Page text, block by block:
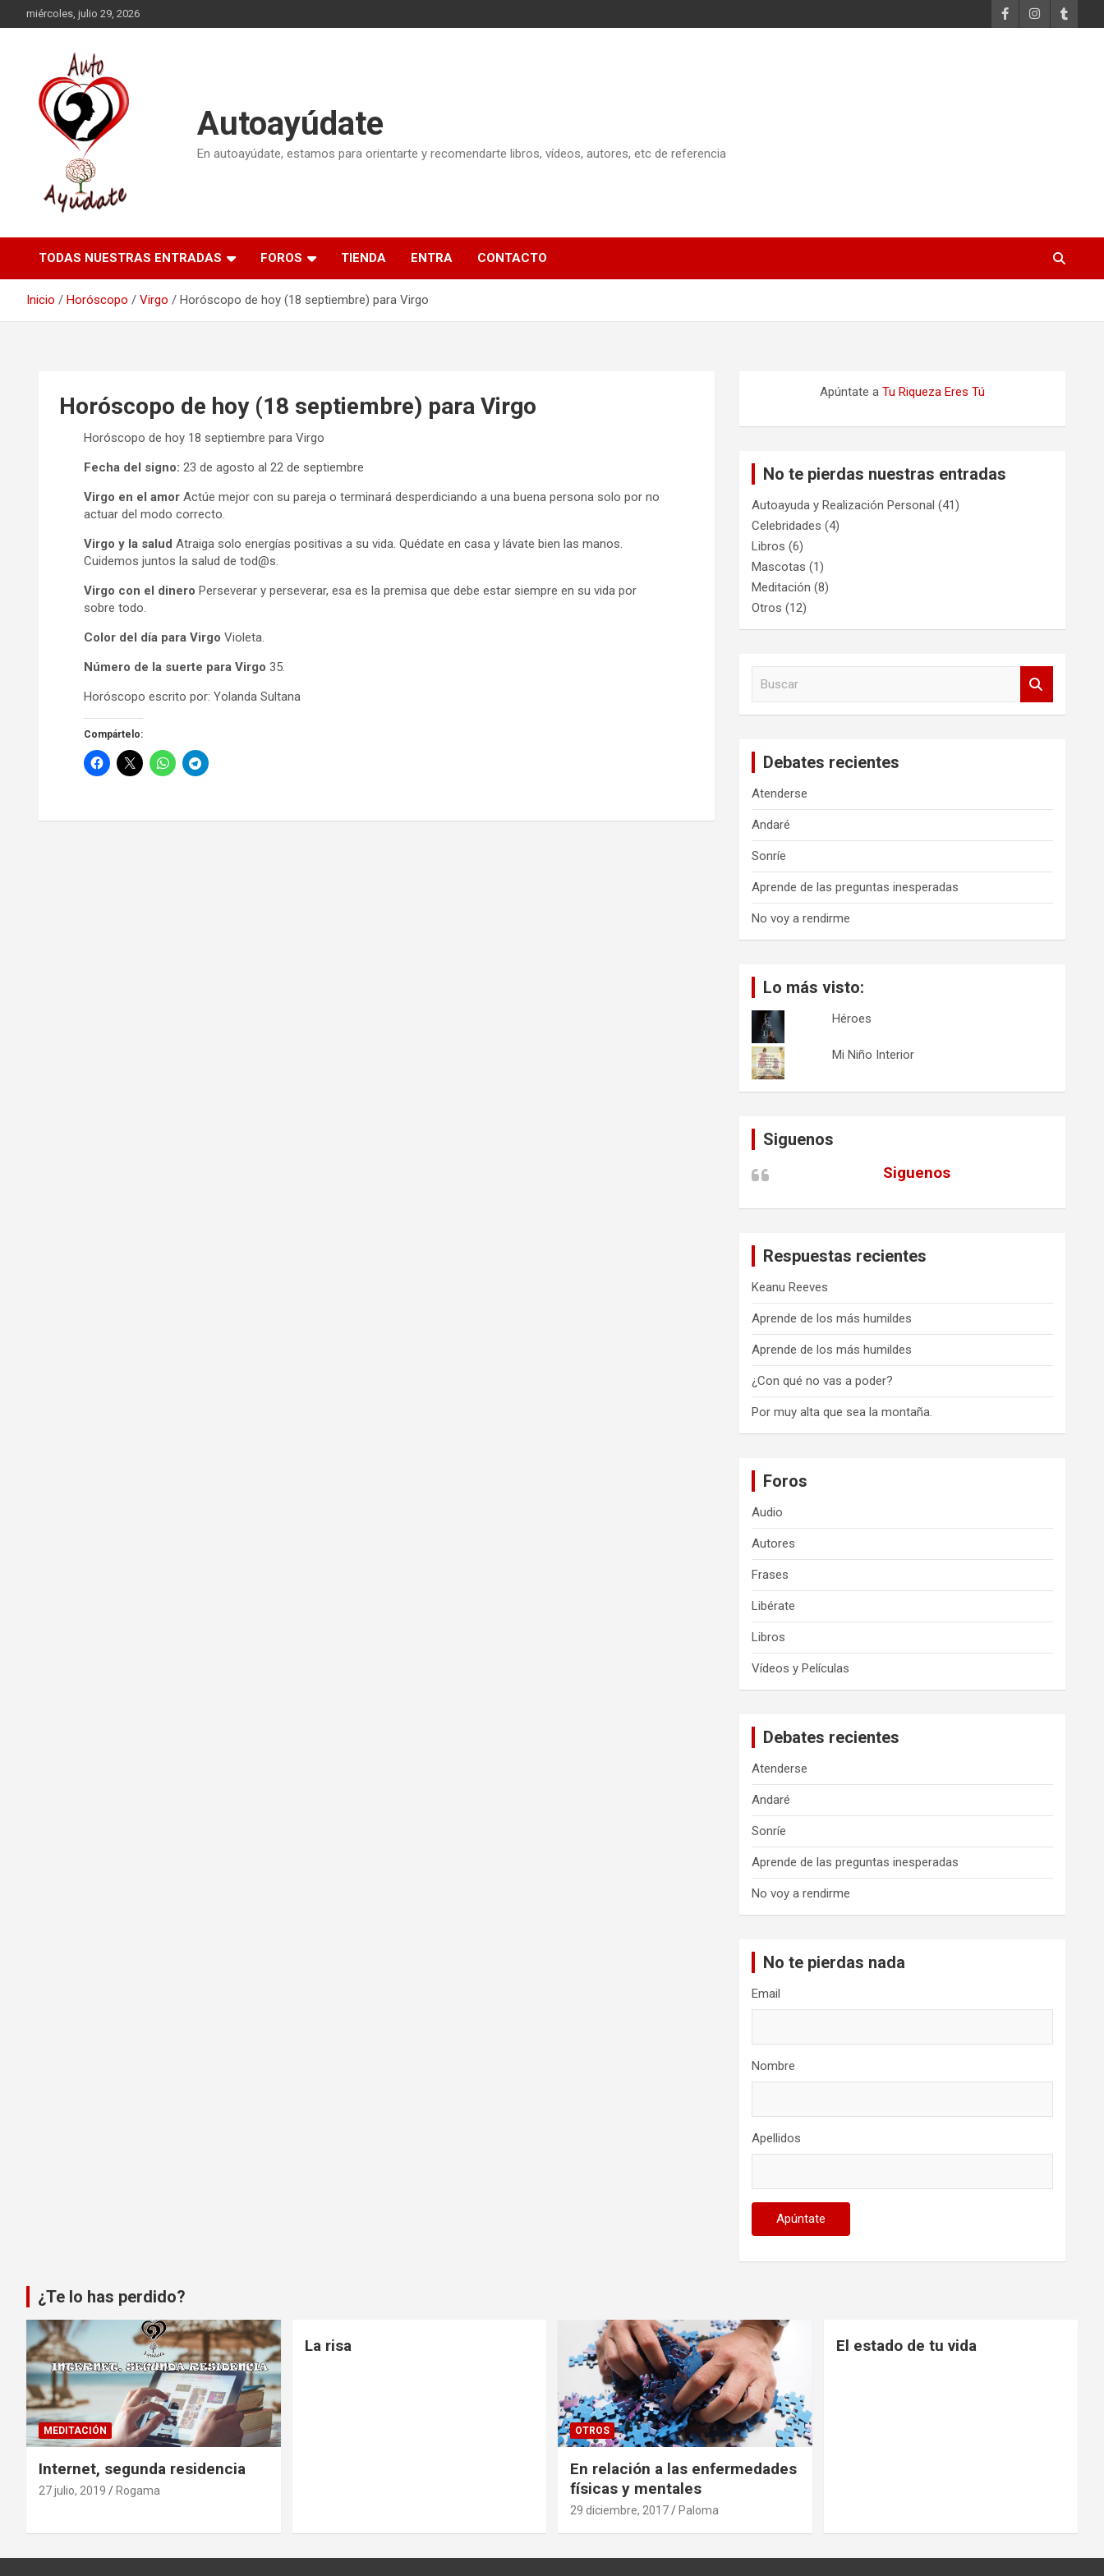
al
miércoles, julio 29, 2026
Autoayúdate
En autoayúdate, estamos para orientarte y recomendarte libros, vídeos, autores, etc de referencia
TODAS NUESTRAS ENTRADAS FOROS TIENDA ENTRA CONTACTO
Inicio Horóscopo Virgo Horóscopo de hoy (18 septiembre) para Virgo
Horóscopo de hoy (18 septiembre) para Virgo
Horóscopo de hoy 18 septiembre para Virgo
Fecha del signo: 23 de agosto al 22 de septiembre
Virgo en el amor Actúe mejor con su pareja o terminará desperdiciando a una buena persona solo por no
actuar del modo correcto.
Virgo y la salud Atraiga solo energías positivas a su vida. Quédate en casa y lávate bien las manos.
Cuidemos juntos la salud de tod@s.
Virgo con el dinero Perseverar y perseverar, esa es la premisa que debe estar siempre en su vida por
sobre todo.
Color del día para Virgo Violeta.
Número de la suerte para Virgo 35.
Horóscopo escrito por: Yolanda Sultana
Compártelo:
Apúntate aTu Riqueza Eres Tú
No te pierdas nuestras entradas
Autoayuda y Realización Personal (41)
Celebridades (4)
Libros (6)
Mascotas (1)
Meditación (8)
Otros (12)
Debates recientes
Atenderse
Andaré
Sonríe
Aprende de las preguntas inesperadas
No voy a rendirme
Lo más visto:
Héroes
Mi Niño Interior
Siguenos
Siguenos
Respuestas recientes
Keanu Reeves
Aprende de los más humildes
Aprende de los más humildes
¿Con qué no vas a poder?
Por muy alta que sea la montaña.
Foros
Audio
Autores
Frases
Libérate
Libros
Vídeos y Películas
Debates recientes
Atenderse
Andaré
Sonríe
Aprende de las preguntas inesperadas
No voy a rendirme
No te pierdas nada
Email
Nombre
Apellidos
¿Te lo has perdido?
MEDITACIÓN
Internet, segunda residencia
27 julio, 2019 Rogama
La risa
OTROS
En relación a las enfermedades
físicas y mentales
29 diciembre, 2017 Paloma
El estado de tu vida